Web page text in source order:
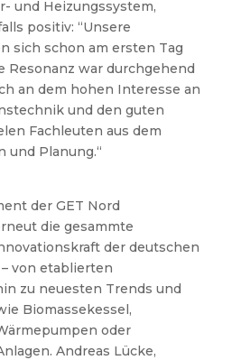
und Heizungssystem,
positiv: “Unsere
sich schon am ersten Tag
Resonanz war durchgehend
an dem hohen Interesse an
und den guten
Fachleuten aus dem
und Planung.“
der GET Nord
die gesammte
der deutschen
von etablierten
zu neuesten Trends und
Biomassekessel,
oder
Andreas Lücke,